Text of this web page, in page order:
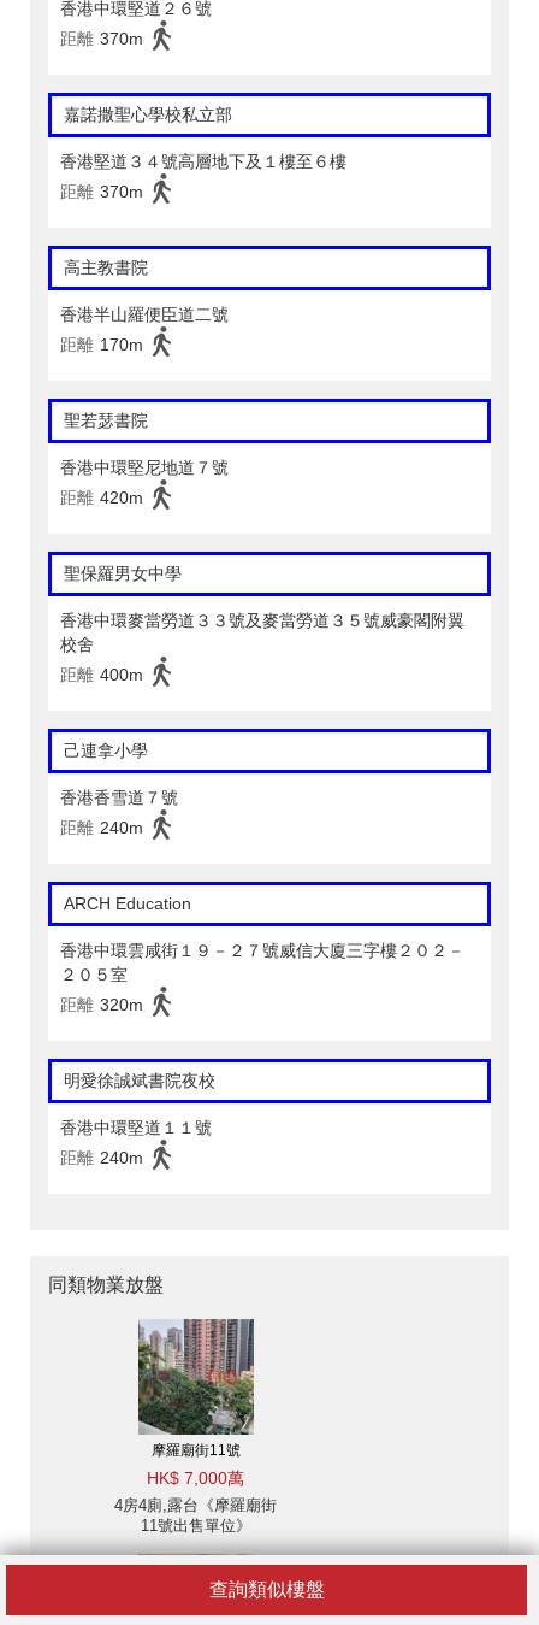
查詢類似樓盤
香港中環堅道２６號
距離 370m
嘉諾撒聖心學校私立部
香港堅道３４號高層地下及１樓至６樓
距離 370m
高主教書院
香港半山羅便臣道二號
距離 170m
聖若瑟書院
香港中環堅尼地道７號
距離 420m
聖保羅男女中學
香港中環麥當勞道３３號及麥當勞道３５號威豪閣附翼
校舍
距離 400m
己連拿小學
香港香雪道７號
距離 240m
ARCH Education
香港中環雲咸街１９－２７號威信大廈三字樓２０２－
２０５室
距離 320m
明愛徐誠斌書院夜校
香港中環堅道１１號
距離 240m
同類物業放盤
摩羅廟街11號
HK$ 7,000萬
4房4廁,露台《摩羅廟街
11號出售單位》